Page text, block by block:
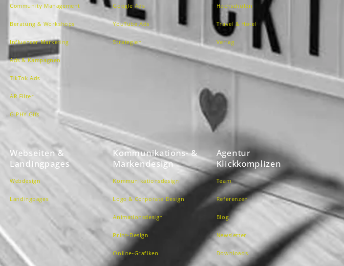
Community Management
Beratung & Workshops
Influencer Marketing
Ads & Kampagnen
TikTok Ads
AR Filter
GIPHY Gifs
Google Ads
YouTube Ads
Strategien
Hochschulen
Travel & Hotel
Verlag
Webseiten &
Landingpages
Webdesign
Landingpages
Kommunikations- &
Markendesign
Kommunikationsdesign
Logo & Corporate Design
Animationsdesign
Print-Design
Online-Grafiken
Agentur
Klickkomplizen
Team
Referenzen
Blog
Newsletter
Downloads